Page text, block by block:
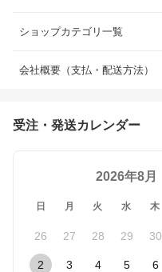
ショップカテゴリ一覧
会社概要（支払・配送方法）
受注・発送カレンダー
2026年8月
日 月 火 水 木
26 27 28 29 30
2 3 4 5 6